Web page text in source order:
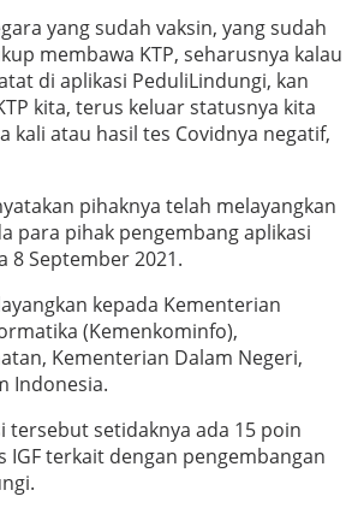
yang sudah vaksin, yang sudah
membawa KTP, seharusnya kalau
di aplikasi PeduliLindungi, kan
kita, terus keluar statusnya kita
kali atau hasil tes Covidnya negatif,
pihaknya telah melayangkan
para pihak pengembang aplikasi
8 September 2021.
kepada Kementerian
(Kemenkominfo),
Kementerian Dalam Negeri,
Indonesia.
tersebut setidaknya ada 15 poin
IGF terkait dengan pengembangan
.